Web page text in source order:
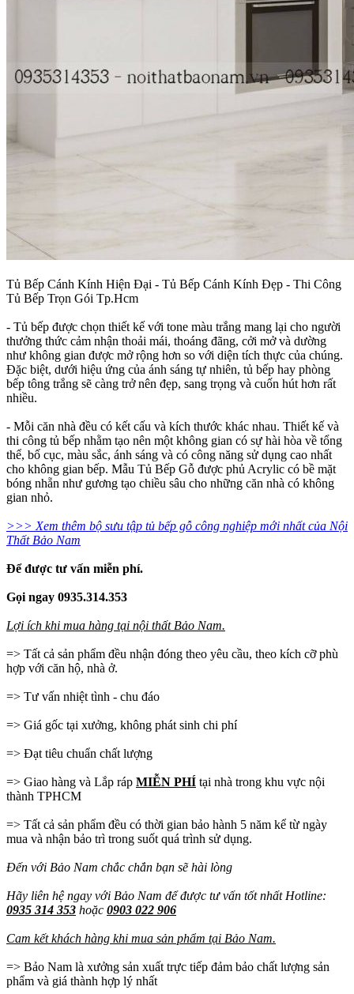
Tủ Bếp Cánh Kính Hiện Đại - Tủ Bếp Cánh Kính Đẹp - Thi Công
Tủ Bếp Trọn Gói Tp.Hcm
- Tủ bếp được chọn thiết kế với tone màu trắng mang lại cho người
thưởng thức cảm nhận thoải mái, thoáng đãng, cởi mở và dường
như không gian được mở rộng hơn so với diện tích thực của chúng.
Đặc biệt, dưới hiệu ứng của ánh sáng tự nhiên, tủ bếp hay phòng
bếp tông trắng sẽ càng trở nên đẹp, sang trọng và cuốn hút hơn rất
nhiều.
- Mỗi căn nhà đều có kết cấu và kích thước khác nhau. Thiết kế và
thi công tủ bếp nhằm tạo nên một không gian có sự hài hòa về tổng
thể, bố cục, màu sắc, ánh sáng và có công năng sử dụng cao nhất
cho không gian bếp. Mẫu Tủ Bếp Gỗ được phủ Acrylic có bề mặt
bóng nhẵn như gương tạo chiều sâu cho những căn nhà có không
gian nhỏ.
>>> Xem thêm bộ sưu tập tủ bếp gỗ công nghiệp mới nhất của Nội
Thất Bảo Nam
Để được tư vấn miễn phí.
Gọi ngay 0935.314.353
Lợi ích khi mua hàng tại nội thất Bảo Nam.
=> Tất cả sản phẩm đều nhận đóng theo yêu cầu, theo kích cỡ phù
hợp với căn hộ, nhà ở.
=> Tư vấn nhiệt tình - chu đáo
=> Giá gốc tại xưởng, không phát sinh chi phí
=> Đạt tiêu chuẩn chất lượng
=> Giao hàng và Lắp ráp MIỄN PHÍ tại nhà trong khu vực nội
thành TPHCM
=> Tất cả sản phẩm đều có thời gian bảo hành 5 năm kể từ ngày
mua và nhận bảo trì trong suốt quá trình sử dụng.
Đến với Bảo Nam chắc chắn bạn sẽ hài lòng
Hãy liên hệ ngay với Bảo Nam để được tư vấn tốt nhất Hotline:
0935 314 353 hoặc 0903 022 906
Cam kết khách hàng khi mua sản phẩm tại Bảo Nam.
=> Bảo Nam là xưởng sản xuất trực tiếp đảm bảo chất lượng sản
phẩm và giá thành hợp lý nhất